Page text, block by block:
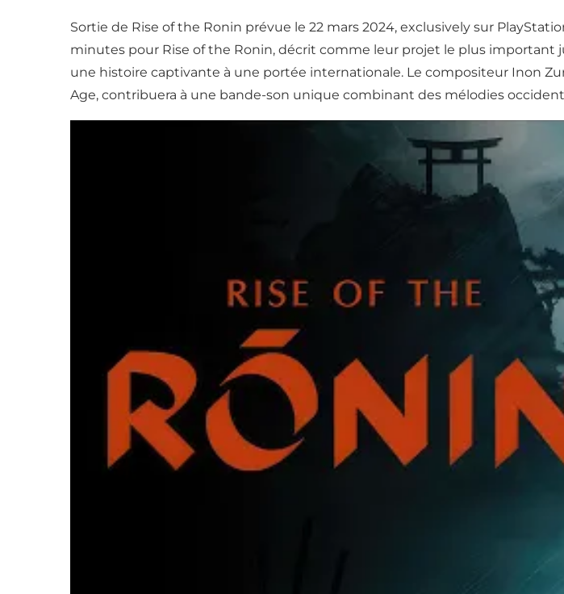
Sortie de Rise of the Ronin prévue le 22 mars 2024, exclusively sur
minutes pour Rise of the Ronin, décrit comme leur projet le plus important
une histoire captivante à une portée internationale. Le compositeur Inon
Age, contribuera à une bande-son unique combinant des mélodies